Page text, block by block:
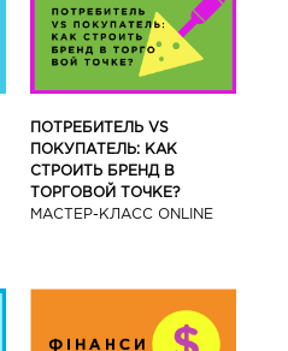
ПОТРЕБИТЕЛЬ VS
ПОКУПАТЕЛЬ: КАК
СТРОИТЬ БРЕНД В
ТОРГОВОЙ ТОЧКЕ?
МАСТЕР-КЛАСС ONLINE